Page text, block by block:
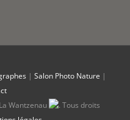
| Salon Photo Nature |
Wantzenau . Tous droits